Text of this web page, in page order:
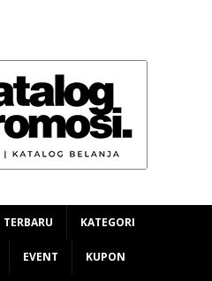
TERBARU KATEGORI
EVENT KUPON